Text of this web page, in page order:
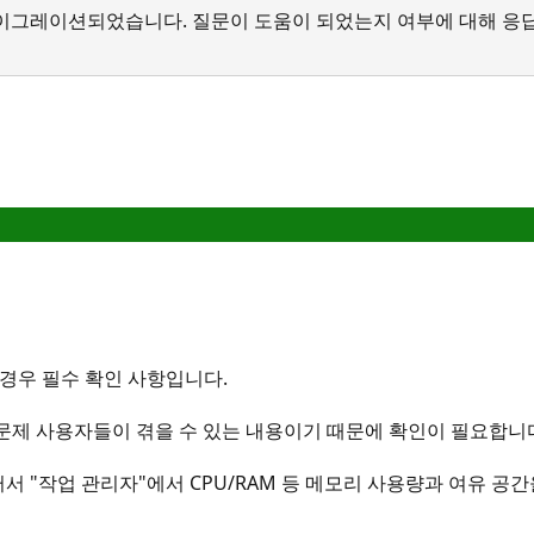
레이션되었습니다. 질문이 도움이 되었는지 여부에 대해 응
우 필수 확인 사항입니다.
사용자들이 겪을 수 있는 내용이기 때문에 확인이 필요합니
"작업 관리자"에서 CPU/RAM 등 메모리 사용량과 여유 공